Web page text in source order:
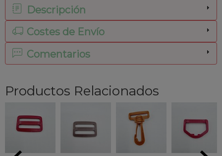
Descripción
Costes de Envío
Comentarios
Productos Relacionados